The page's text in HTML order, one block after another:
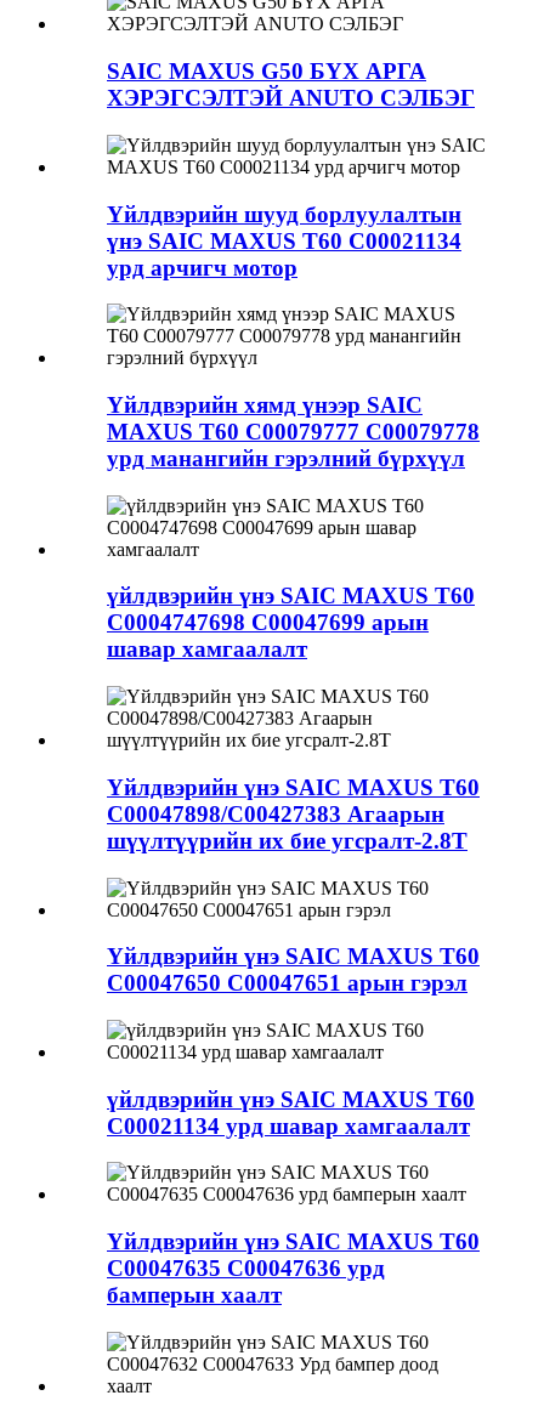
SAIC MAXUS G50 БҮХ АРГА
ХЭРЭГСЭЛТЭЙ ANUTO СЭЛБЭГ
Үйлдвэрийн шууд борлуулалтын
үнэ SAIC MAXUS T60 C00021134
урд арчигч мотор
Үйлдвэрийн хямд үнээр SAIC
MAXUS T60 C00079777 C00079778
урд манангийн гэрэлний бүрхүүл
үйлдвэрийн үнэ SAIC MAXUS T60
C0004747698 C00047699 арын
шавар хамгаалалт
Үйлдвэрийн үнэ SAIC MAXUS T60
C00047898/C00427383 Агаарын
шүүлтүүрийн их бие угсралт-2.8T
Үйлдвэрийн үнэ SAIC MAXUS T60
C00047650 C00047651 арын гэрэл
үйлдвэрийн үнэ SAIC MAXUS T60
C00021134 урд шавар хамгаалалт
Үйлдвэрийн үнэ SAIC MAXUS T60
C00047635 C00047636 урд
бамперын хаалт